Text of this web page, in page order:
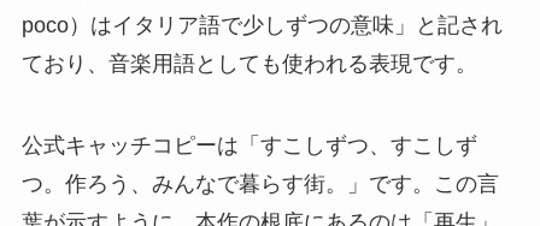
poco）はイタリア語で少しずつの意味」と記され
ており、音楽用語としても使われる表現です。
公式キャッチコピーは「すこしずつ、すこしず
つ。作ろう、みんなで暮らす街。」です。この言